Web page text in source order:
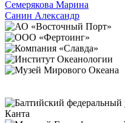
Семерякова Марина
Санин Александр